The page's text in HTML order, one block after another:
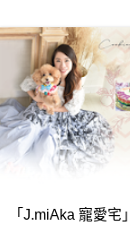
「J.miAka 寵愛